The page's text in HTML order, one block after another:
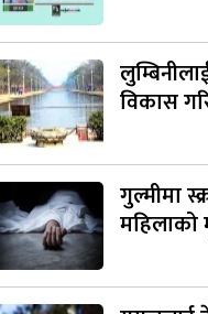
विकास
गुल्मीमा
महिलाको